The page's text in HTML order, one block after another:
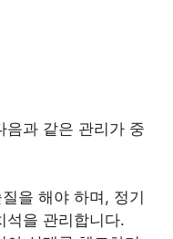
음과 같은 관리가 중
을 해야 하며, 정기
석을 관리합니다.